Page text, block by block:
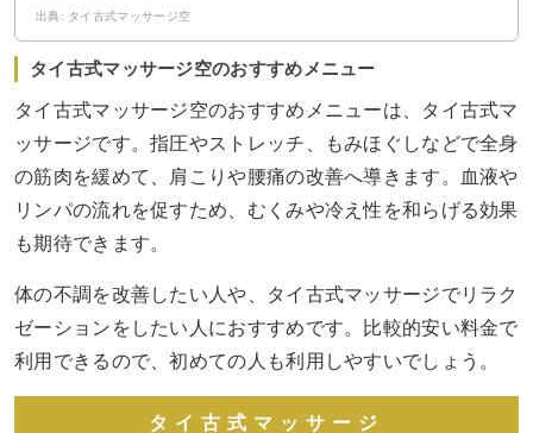
出典: タイ古式マッサージ空
タイ古式マッサージ空のおすすめメニュー
タイ古式マッサージ空のおすすめメニューは、タイ古式マ
ッサージです。指圧やストレッチ、もみほぐしなどで全身
の筋肉を緩めて、肩こりや腰痛の改善へ導きます。血液や
リンパの流れを促すため、むくみや冷え性を和らげる効果
も期待できます。
体の不調を改善したい人や、タイ古式マッサージでリラク
ゼーションをしたい人におすすめです。比較的安い料金で
利用できるので、初めての人も利用しやすいでしょう。
タイ古式マッサージ